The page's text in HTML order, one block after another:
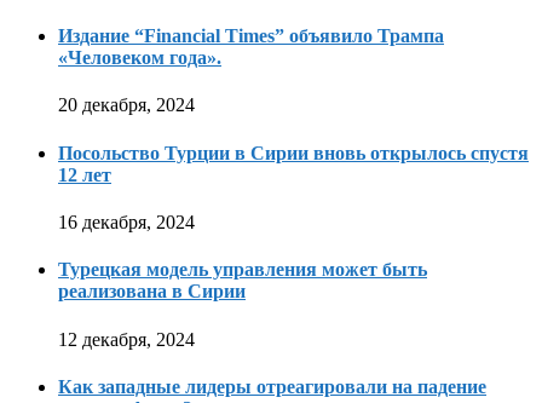
Издание “Financial Times” объявило Трампа
«Человеком года».
20 декабря, 2024
Посольство Турции в Сирии вновь открылось спустя
12 лет
16 декабря, 2024
Турецкая модель управления может быть
реализована в Сирии
12 декабря, 2024
Как западные лидеры отреагировали на падение